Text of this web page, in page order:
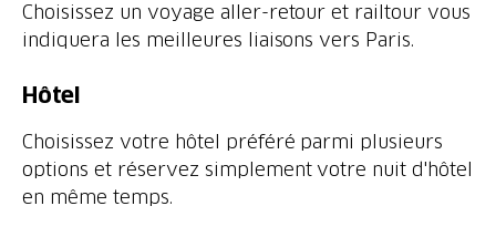
Choisissez un voyage aller-retour et railtour vous
indiquera les meilleures liaisons vers Paris.
Hôtel
Choisissez votre hôtel préféré parmi plusieurs
options et réservez simplement votre nuit d'hôtel
en même temps.